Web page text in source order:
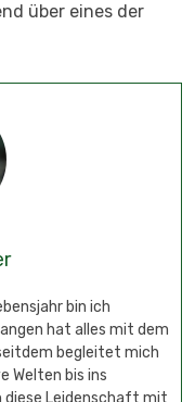
über eines der
bin ich
hat alles mit dem
begleitet mich
Welten bis ins
diese Leidenschaft mit